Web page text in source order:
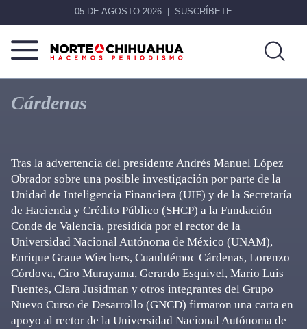
05 DE AGOSTO 2026 SUSCRÍBETE
Norte
De
Chihuahua
Más
que
noticias,
Cárdenas
Tras la advertencia del presidente Andrés Manuel López
Obrador sobre una posible investigación por parte de la
Unidad de Inteligencia Financiera (UIF) y de la Secretaría
de Hacienda y Crédito Público (SHCP) a la Fundación
Conde de Valencia, presidida por el rector de la
Universidad Nacional Autónoma de México (UNAM),
Enrique Graue Wiechers, Cuauhtémoc Cárdenas, Lorenzo
Córdova, Ciro Murayama, Gerardo Esquivel, Mario Luis
Fuentes, Clara Jusidman y otros integrantes del Grupo
Nuevo Curso de Desarrollo (GNCD) firmaron una carta en
apoyo al rector de la Universidad Nacional Autónoma de